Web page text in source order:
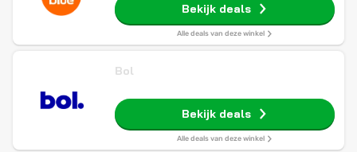
Bekijk deals
Alle deals van deze winkel
Bol
Bekijk deals
Alle deals van deze winkel